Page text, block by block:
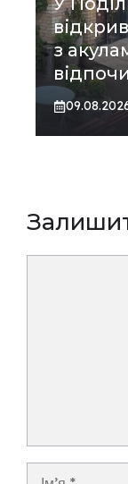
з
Ім’я